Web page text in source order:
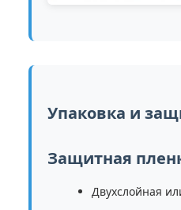
Упаковка и
Защитная
Двухслойная